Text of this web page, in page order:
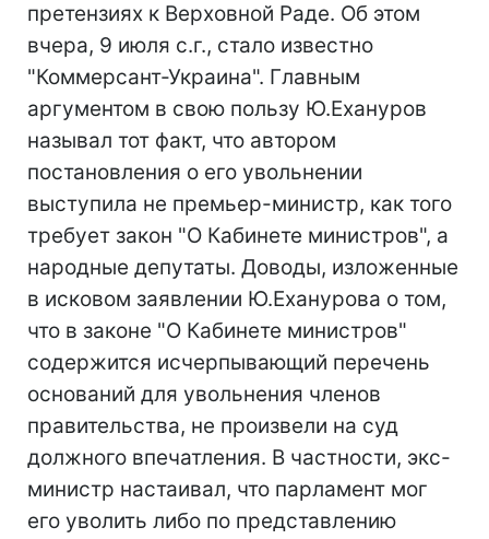
претензиях к Верховной Раде. Об этом
вчера, 9 июля с.г., стало известно
"Коммерсант-Украина". Главным
аргументом в свою пользу Ю.Ехануров
называл тот факт, что автором
постановления о его увольнении
выступила не премьер-министр, как того
требует закон "О Кабинете министров", а
народные депутаты. Доводы, изложенные
в исковом заявлении Ю.Еханурова о том,
что в законе "О Кабинете министров"
содержится исчерпывающий перечень
оснований для увольнения членов
правительства, не произвели на суд
должного впечатления. В частности, экс-
министр настаивал, что парламент мог
его уволить либо по представлению